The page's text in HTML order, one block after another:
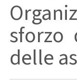
sforzo
delle